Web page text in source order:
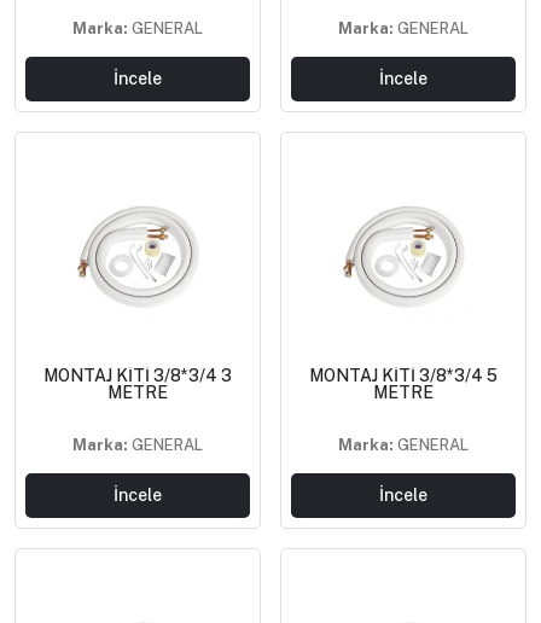
Marka: GENERAL
İncele
Marka: GENERAL
İncele
MONTAJ KİTİ 3/8*3/4 3
METRE
Marka: GENERAL
İncele
MONTAJ KİTİ 3/8*3/4 5
METRE
Marka: GENERAL
İncele